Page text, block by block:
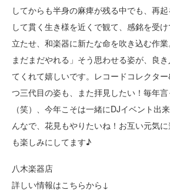
してからも半身の麻痺が残る中でも、再
して貫く生き様を近くで観て、感銘を受
立たせ、和楽器に新たな命を吹き込む作業
まだまだやれる」そう思わせる姿が、良
てくれて嬉しいです。レコードコレクタ
つ三代目の姿も、また拝見したい！毎年
（笑）、今年こそは一緒にDJイベント出
んなで、花見もやりたいね！お互い元気
も楽しみにしてます♪
八木楽器店
詳しい情報はこちらから↓